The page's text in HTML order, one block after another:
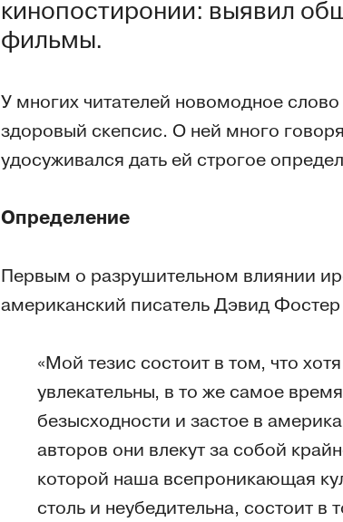
кинопостиронии: выявил
фильмы.
У многих читателей новомодное
здоровый скепсис. О ней много
удосуживался дать ей строгое
Определение
Первым о разрушительном влиянии
американский писатель Дэвид Фостер
«Мой тезис состоит в том, что
увлекательны, в то же самое
безысходности и застое в
авторов они влекут за собой
которой наша всепроникающая
столь и неубедительна, состоит